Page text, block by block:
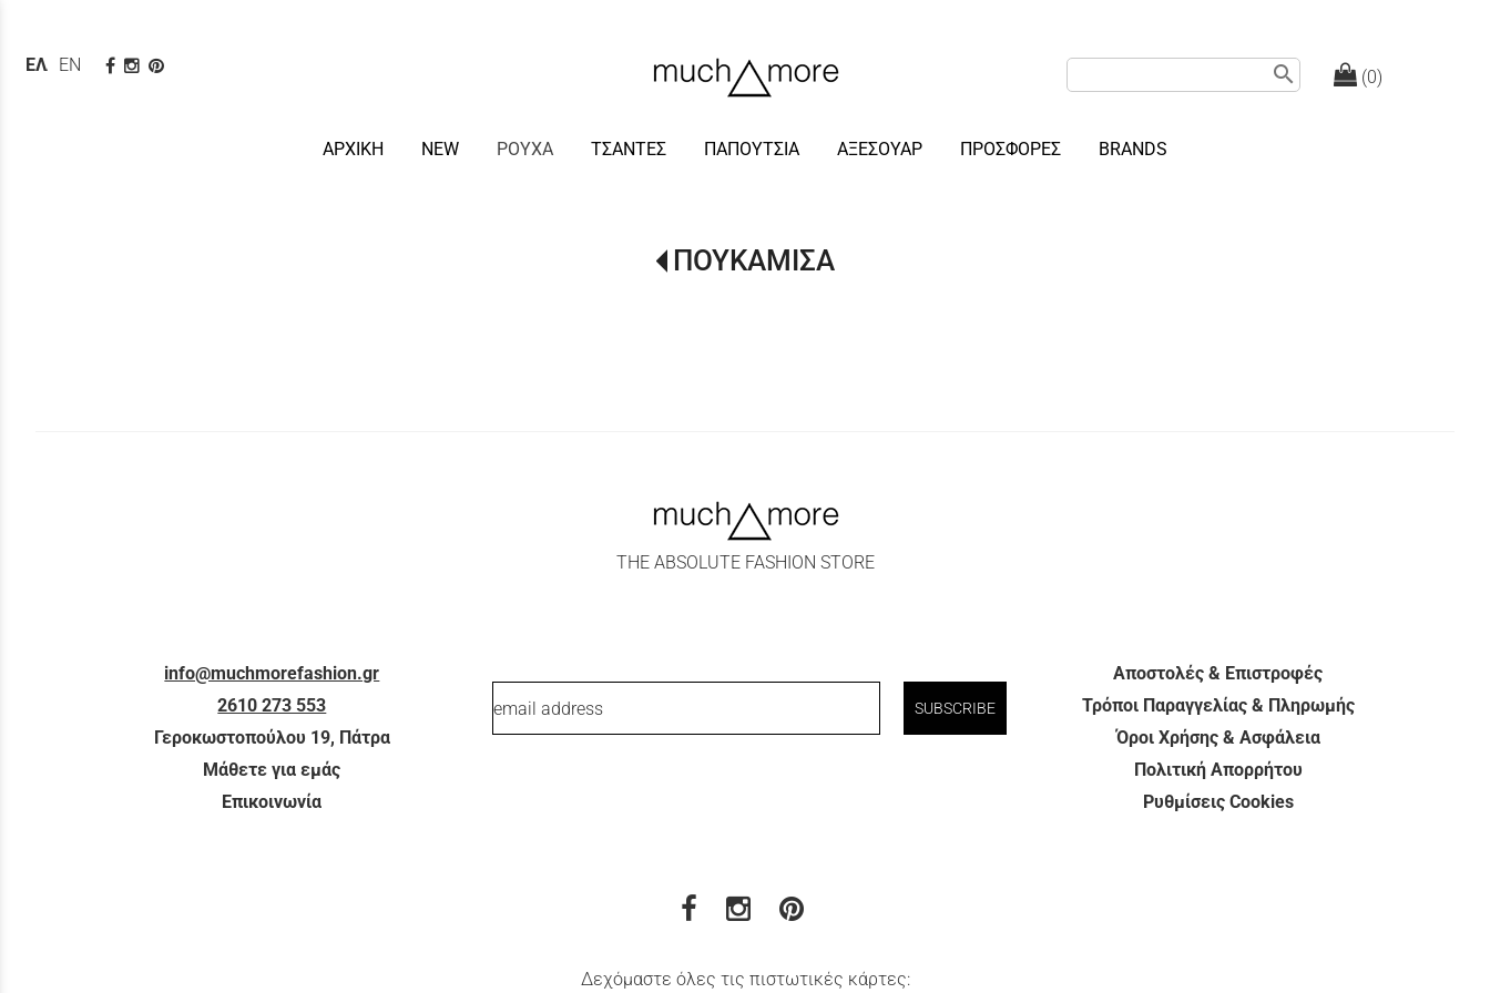
(0)
search
ΕΛΛΗΝΙΚΆ
ENGLISH
ΑΡΧΙΚΗ NEW ΡΟΥΧΑ ΤΣΑΝΤΕΣ ΠΑΠΟΥΤΣΙΑ ΑΞΕΣΟΥΑΡ ΠΡΟΣΦΟΡΕΣ BRANDS
ΠΟΥΚΑΜΙΣΑ
THE ABSOLUTE FASHION STORE
info@muchmorefashion.gr
2610 273 553
Γεροκωστοπούλου 19, Πάτρα
Μάθετε για εμάς
Επικοινωνία
email address SUBSCRIBE
Αποστολές & Επιστροφές
Τρόποι Παραγγελίας & Πληρωμής
Όροι Χρήσης & Ασφάλεια
Πολιτική Απορρήτου
Ρυθμίσεις Cookies
Δεχόμαστε όλες τις πιστωτικές κάρτες: